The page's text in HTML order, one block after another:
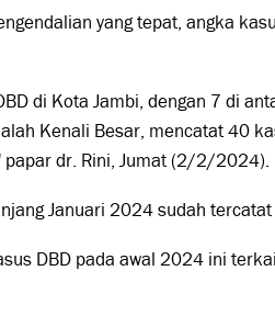
yang tepat, angka
di Kota Jambi, dengan 7 di
Kenali Besar, mencatat 40
papar dr. Rini, Jumat (2/2/2024).
Januari 2024 sudah
DBD pada awal 2024 ini